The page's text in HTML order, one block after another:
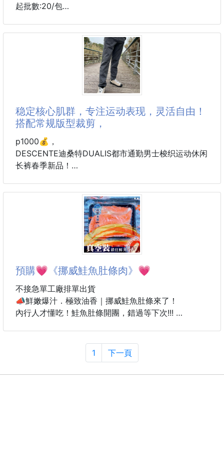
👉嚴選整支小魚製作✨
去頭去內臟，只保留最精華的魚肉與酥脆骨架！
🐟整支製作看得見真材實料
🐟低溫烘烤，鎖住魚肉最原始的鹹甜香
🐟無腥味！只有滿滿海味鮮香
🉐🉐團購價只要xxx元🉐🉐
🔥為什麼大家一吃就回購？
⭐️除了他是
起批數:20/包
包括維生素B1、B2、B6、B12、菸酸、泛酸、生物素
和葉酸等8種類型的維生素B群
有助於維持能量正常代謝
#日本商品
稳定核心肌群，专注运动表现，灵活自由！
搭配常规版型裁剪，
p1000💰，
DESCENTE迪桑特DUALIS都市通勤男士梭织运动休闲
长裤春季新品！
效提升穿着舒适度，保持干爽体感，亲肤舒适。
前口袋下方采用凹凸工艺开模定制logo，后口袋处采用
迪家TPU材质箭头标，质感饱满上档次。
优异延展提拉臀线，跨越0束缚，臀部塑形，立体膝
位，钻石立体裆位，山形提臀设计，精工细节，便捷穿
户外防丢拉链口袋，YKK拉链，细节满满！
版型升级，根据人体工学特研，上身更加干净利落，
稳定核心肌群，专注运动表现，灵活自由！
搭配常规版型裁剪，上身舒适合体，适合日常通勤或日
預購💗《挪威鮭魚肚條肉》💗
不接急單工廠排單出貨
📣鮮嫩爆汁．極致油香｜挪威鮭魚肚條來了！
內行人才懂吃！鮭魚肚條開團，錯過等下次!!!
是油脂最香的黃金部位
1 下一頁